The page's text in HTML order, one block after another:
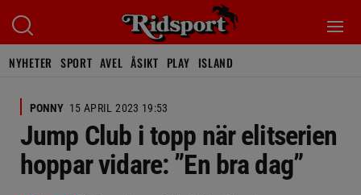
NYHETER SPORT AVEL ÅSIKT PLAY ISLAND
PONNY 15 APRIL 2023 19:53
Jump Club i topp när elitserien
hoppar vidare: ”En bra dag”